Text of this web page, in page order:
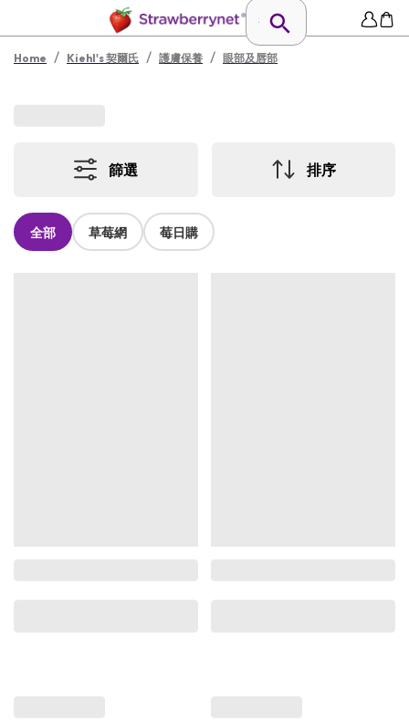
Home / Kiehl's 契爾氏 / 護膚保養 / 眼部及唇部
篩選 排序
全部 草莓網 莓日購